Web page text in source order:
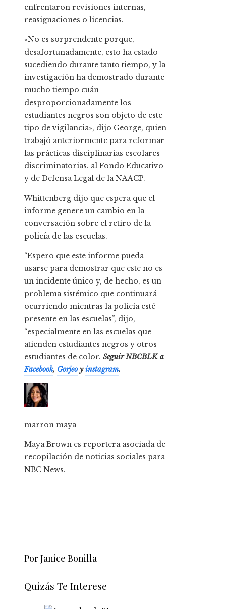
enfrentaron revisiones internas,
reasignaciones o licencias.
«No es sorprendente porque,
desafortunadamente, esto ha estado
sucediendo durante tanto tiempo, y la
investigación ha demostrado durante
mucho tiempo cuán
desproporcionadamente los
estudiantes negros son objeto de este
tipo de vigilancia», dijo George, quien
trabajó anteriormente para reformar
las prácticas disciplinarias escolares
discriminatorias. al Fondo Educativo
y de Defensa Legal de la NAACP.
Whittenberg dijo que espera que el
informe genere un cambio en la
conversación sobre el retiro de la
policía de las escuelas.
“Espero que este informe pueda
usarse para demostrar que este no es
un incidente único y, de hecho, es un
problema sistémico que continuará
ocurriendo mientras la policía esté
presente en las escuelas”, dijo,
“especialmente en las escuelas que
atienden estudiantes negros y otros
estudiantes de color. SeguirNBCBLKa
Facebook, Gorjeoyinstagram.
marron maya
Maya Brown es reportera asociada de
recopilación de noticias sociales para
NBC News.
Por Janice Bonilla
Quizás Te Interese